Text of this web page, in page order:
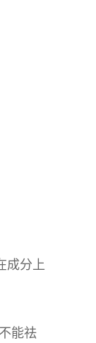
成分上
能祛